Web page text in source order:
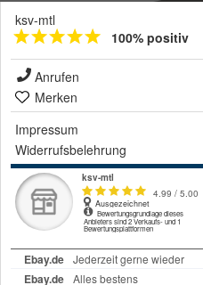
ksv-mtl
100% positiv
Anrufen
Merken
Impressum
Widerrufsbelehrung